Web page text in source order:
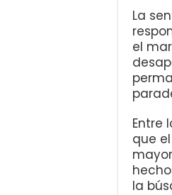
La
el
Entre
que
la